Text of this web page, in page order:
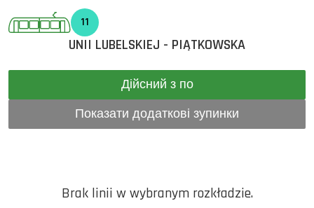
11
UNII LUBELSKIEJ - PIĄTKOWSKA
Дійсний з по
Показати додаткові зупинки
Brak linii w wybranym rozkładzie.